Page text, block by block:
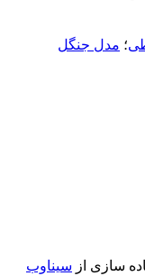
؛ مدل جنگل
سازی از سیناوب